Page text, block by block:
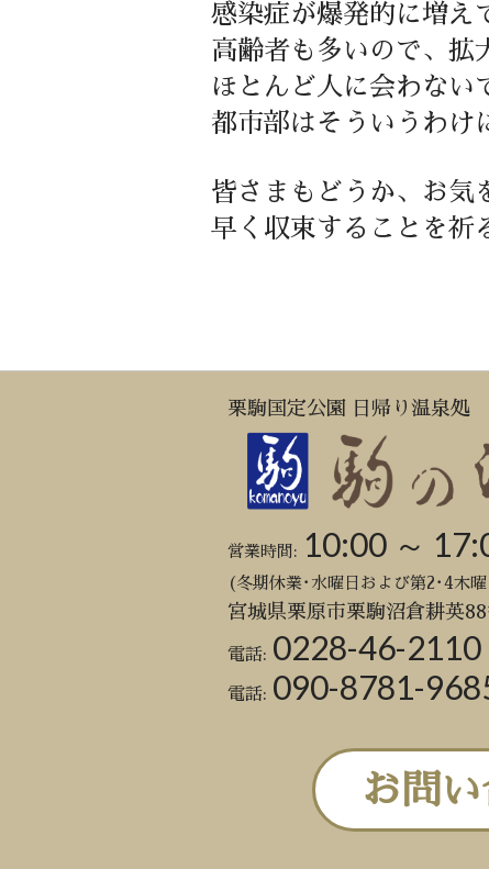
感染症が爆発的に増え
高齢者も多いので、拡
ほとんど人に会わない
都市部はそういうわけ
皆さまもどうか、お気
早く収束することを
栗駒国定公園 日帰り温泉処
営業時間: 10:00 ～
(冬期休業･水曜日および第2･4木
宮城県栗原市栗駒沼倉耕英
電話: 0228-46-2110
電話: 090-8781-
お問